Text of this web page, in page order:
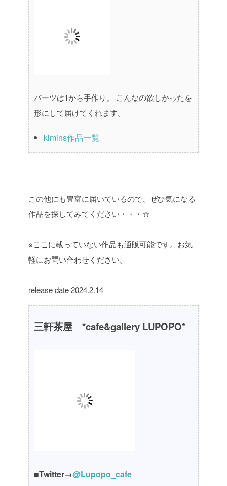
パーツは1から手作り。
こんなの欲しかったを
形にして届けてくれます。
kimins作品一覧
この他にも豊富に届いているので、ぜひ気になる
作品を探してみてください・・・☆
※ここに載っていない作品も通販可能です。お気
軽にお問い合わせください。
release date 2024.2.14
三軒茶屋 *cafe&gallery LUPOPO*
■Twitter→@Lupopo_cafe